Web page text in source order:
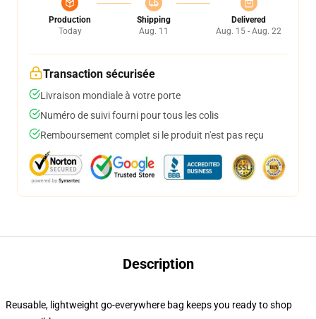
Production
Today
Shipping
Aug. 11
Delivered
Aug. 15 - Aug. 22
Transaction sécurisée
Livraison mondiale à votre porte
Numéro de suivi fourni pour tous les colis
Remboursement complet si le produit n'est pas reçu
Description
Reusable, lightweight go-everywhere bag keeps you ready to shop